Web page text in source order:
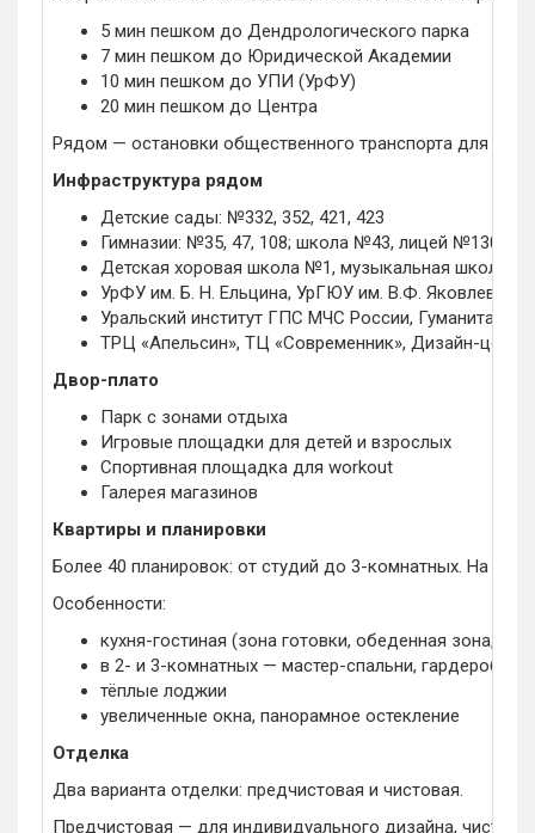
5 мин пешком до Дендрологического парка
7 мин пешком до Юридической Академии
10 мин пешком до УПИ (УрФУ)
20 мин пешком до Центра
Рядом — остановки общественного транспорта для
Инфраструктура рядом
Детские сады: №332, 352, 421, 423
Гимназии: №35, 47, 108; школа №43, лицей №130
Детская хоровая школа №1, музыкальная школа
УрФУ им. Б. Н. Ельцина, УрГЮУ им. В.Ф. Яковлева
Уральский институт ГПС МЧС России,
ТРЦ «Апельсин», ТЦ «Современник», Дизайн-центр
Двор-плато
Парк с зонами отдыха
Игровые площадки для детей и взрослых
Спортивная площадка для workout
Галерея магазинов
Квартиры и планировки
Более 40 планировок: от студий до 3-комнатных. На
Особенности:
кухня-гостиная (зона готовки, обеденная зона,
в 2- и 3-комнатных — мастер-спальни,
тёплые лоджии
увеличенные окна, панорамное остекление
Отделка
Два варианта отделки: предчистовая и чистовая.
Предчистовая — для индивидуального дизайна,